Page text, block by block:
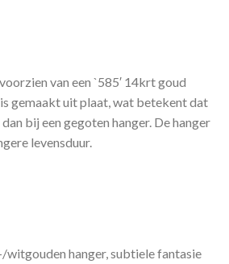
van een `585′ 14krt goud
gemaakt uit plaat, wat betekent dat
bij een gegoten hanger. De hanger
levensduur.
hanger, subtiele fantasie